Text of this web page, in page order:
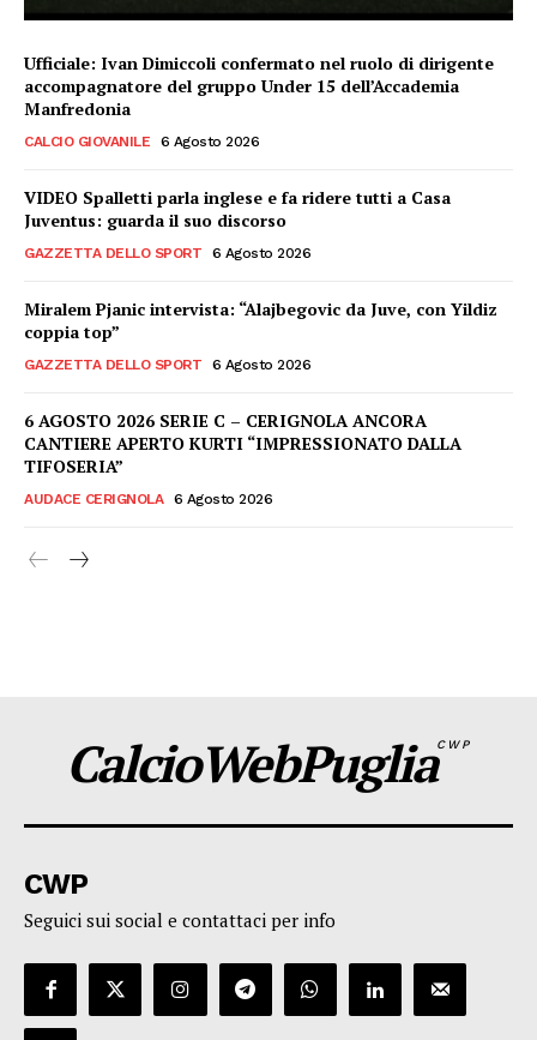
Ufficiale: Ivan Dimiccoli confermato nel ruolo di dirigente
accompagnatore del gruppo Under 15 dell’Accademia
Manfredonia
CALCIO GIOVANILE 6 Agosto 2026
VIDEO Spalletti parla inglese e fa ridere tutti a Casa
Juventus: guarda il suo discorso
GAZZETTA DELLO SPORT 6 Agosto 2026
Miralem Pjanic intervista: “Alajbegovic da Juve, con Yildiz
coppia top”
GAZZETTA DELLO SPORT 6 Agosto 2026
6 AGOSTO 2026 SERIE C – CERIGNOLA ANCORA
CANTIERE APERTO KURTI “IMPRESSIONATO DALLA
TIFOSERIA”
AUDACE CERIGNOLA 6 Agosto 2026
CalcioWebPugliaCWP
CWP
Seguici sui social e contattaci per info